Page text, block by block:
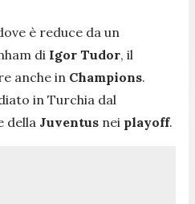
è reduce da un
di Igor Tudor, il
anche in Champions.
in Turchia dal
della Juventus nei playoff.